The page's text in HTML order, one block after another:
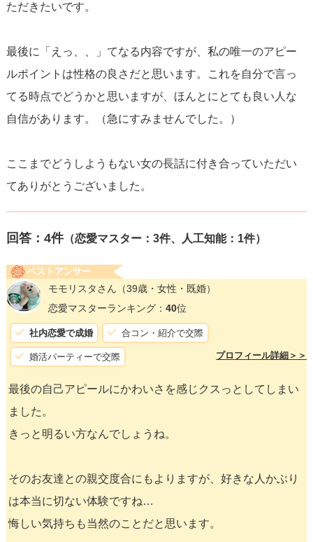
ただきたいです。
最後に「えっ、、」てなる内容ですが、私の唯一のアピー
ルポイントは性格の良さだと思います。これを自分で言っ
てる時点でどうかと思いますが、ほんとにとても良い人な
自信があります。（急にすみませんでした。）
ここまでどうしようもない女の長話に付き合っていただい
てありがとうございました。
回答： 4件（恋愛マスター：3件、人工知能：1件）
ベストアンサー
モモリスタさん （39歳・女性・既婚）
恋愛マスターランキング： 40位
社内恋愛で成婚 合コン・紹介で交際
婚活パーティーで交際 プロフィール詳細＞＞
最後の自己アピールにかわいさを感じクスっとしてしまい
ました。
きっと明るい方なんでしょうね。
そのお友達との親交度合にもよりますが、好きな人かぶり
は本当に切ない体験ですね…
悔しい気持ちも当然のことだと思います。